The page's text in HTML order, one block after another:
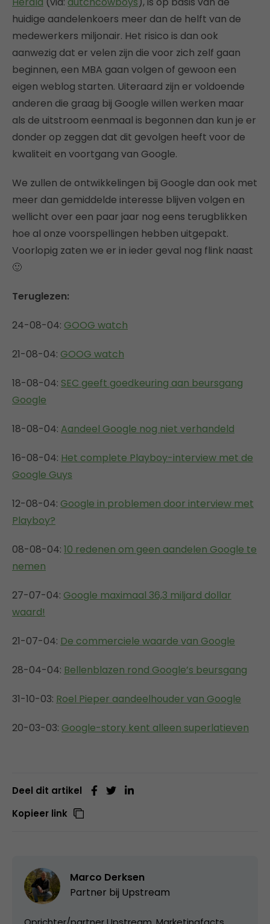
huidige aandelenkoers meer dan de helft van de
medewerkers miljonair. Het risico is dan ook
aanwezig dat er velen zijn die voor zich zelf gaan
beginnen, een MBA gaan volgen of gewoon een
eigen weblog starten. Uiteraard zijn er voldoende
anderen die graag bij Google willen werken maar
als de uitstroom eenmaal is begonnen dan kun je er
donder op zeggen dat dit gevolgen heeft voor de
kwaliteit en voortgang van Google.
We zullen de ontwikkelingen bij Google dan ook met
meer dan gemiddelde interesse blijven volgen en
wellicht over een paar jaar nog eens terugblikken
hoe al onze voorspellingen hebben uitgepakt.
Voorlopig zaten we er in ieder geval nog flink naast
🙂
Teruglezen:
24-08-04: GOOG watch
21-08-04: GOOG watch
18-08-04: SEC geeft goedkeuring aan beursgang
Google
18-08-04: Aandeel Google nog niet verhandeld
16-08-04: Het complete Playboy-interview met de
Google Guys
12-08-04: Google in problemen door interview met
Playboy?
08-08-04: 10 redenen om geen aandelen Google te
nemen
27-07-04: Google maximaal 36,3 miljard dollar
waard!
21-07-04: De commerciele waarde van Google
28-04-04: Bellenblazen rond Google’s beursgang
31-10-03: Roel Pieper aandeelhouder van Google
20-03-03: Google-story kent alleen superlatieven
Deel dit artikel
Kopieer link
Marco Derksen
Partner bij Upstream